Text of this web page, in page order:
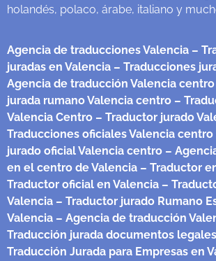
holandés, polaco, árabe, italiano y
Agencia de traducciones Valencia –
juradas en Valencia – Traducciones
Agencia de traducción Valencia centro
jurada rumano Valencia centro –
Valencia Centro – Traductor jurado
Traducciones oficiales Valencia centro
jurado oficial Valencia centro –
en el centro de Valencia – Traductor
Traductor oficial en Valencia –
Valencia – Traductor jurado Rumano
Valencia – Agencia de traducción
Traducción jurada documentos
Traducción Jurada para Empresas en